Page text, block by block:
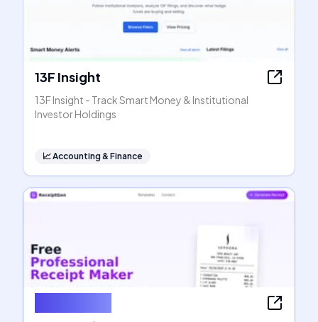
13F Insight
13F Insight - Track Smart Money & Institutional
Investor Holdings
📈Accounting & Finance